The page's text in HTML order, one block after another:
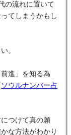
の流れに置いて
てしまうかもし
。
進」を知る為
ソウルナンバー占
つけて真の願
な方法がわかり